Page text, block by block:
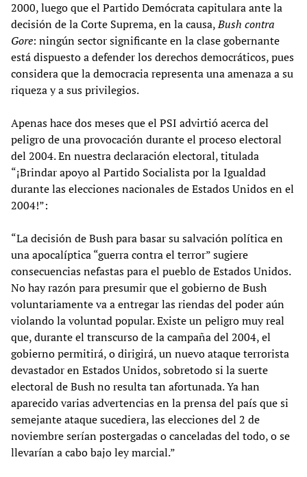
2000, luego que el Partido Demócrata capitulara ante la
decisión de la Corte Suprema, en la causa,Bush contra
Gore: ningún sector significante en la clase gobernante
está dispuesto a defender los derechos democráticos, pues
considera que la democracia representa una amenaza a su
riqueza y a sus privilegios.
Apenas hace dos meses que el PSI advirtió acerca del
peligro de una provocación durante el proceso electoral
del 2004. En nuestra declaración electoral, titulada
“¡Brindar apoyo al Partido Socialista por la Igualdad
durante las elecciones nacionales de Estados Unidos en el
2004!”:
“La decisión de Bush para basar su salvación política en
una apocalíptica “guerra contra el terror” sugiere
consecuencias nefastas para el pueblo de Estados Unidos.
No hay razón para presumir que el gobierno de Bush
voluntariamente va a entregar las riendas del poder aún
violando la voluntad popular. Existe un peligro muy real
que, durante el transcurso de la campaña del 2004, el
gobierno permitirá, o dirigirá, un nuevo ataque terrorista
devastador en Estados Unidos, sobretodo si la suerte
electoral de Bush no resulta tan afortunada. Ya han
aparecido varias advertencias en la prensa del país que si
semejante ataque sucediera, las elecciones del 2 de
noviembre serían postergadas o canceladas del todo, o se
llevarían a cabo bajo ley marcial.”